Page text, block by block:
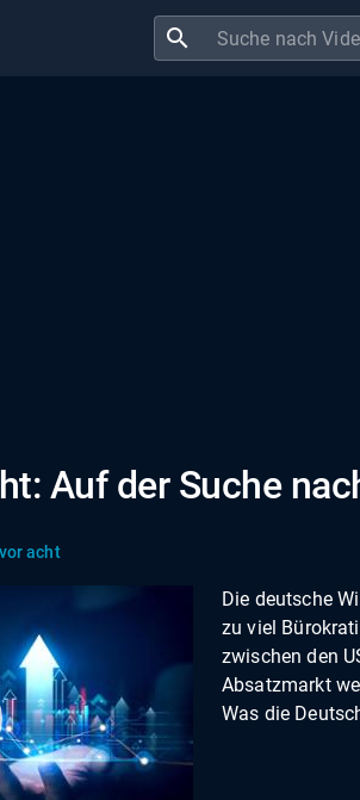
search
Auf der Suche
acht
Die deutsche
zu viel
zwischen den
Absatzmarkt
Was die